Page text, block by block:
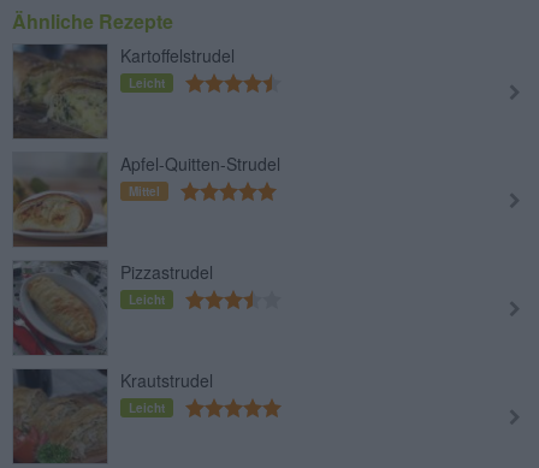
Ähnliche Rezepte
Kartoffelstrudel
Leicht
Apfel-Quitten-Strudel
Mittel
Pizzastrudel
Leicht
Krautstrudel
Leicht